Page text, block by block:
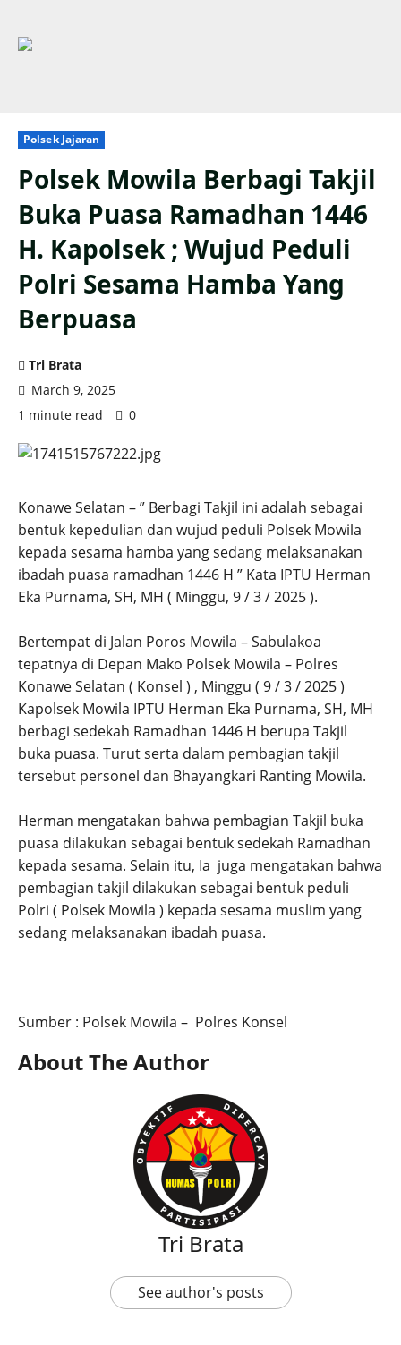
Polsek Jajaran
Polsek Mowila Berbagi Takjil
Buka Puasa Ramadhan 1446
H. Kapolsek ; Wujud Peduli
Polri Sesama Hamba Yang
Berpuasa
Tri Brata
March 9, 2025
1 minute read
0
Konawe Selatan – ” Berbagi Takjil ini adalah sebagai
bentuk kepedulian dan wujud peduli Polsek Mowila
kepada sesama hamba yang sedang melaksanakan
ibadah puasa ramadhan 1446 H ” Kata IPTU Herman
Eka Purnama, SH, MH ( Minggu, 9 / 3 / 2025 ).
Bertempat di Jalan Poros Mowila – Sabulakoa
tepatnya di Depan Mako Polsek Mowila – Polres
Konawe Selatan ( Konsel ) , Minggu ( 9 / 3 / 2025 )
Kapolsek Mowila IPTU Herman Eka Purnama, SH, MH
berbagi sedekah Ramadhan 1446 H berupa Takjil
buka puasa. Turut serta dalam pembagian takjil
tersebut personel dan Bhayangkari Ranting Mowila.
Herman mengatakan bahwa pembagian Takjil buka
puasa dilakukan sebagai bentuk sedekah Ramadhan
kepada sesama. Selain itu, Ia juga mengatakan bahwa
pembagian takjil dilakukan sebagai bentuk peduli
Polri ( Polsek Mowila ) kepada sesama muslim yang
sedang melaksanakan ibadah puasa.
Sumber : Polsek Mowila – Polres Konsel
About The Author
Tri Brata
See author's posts